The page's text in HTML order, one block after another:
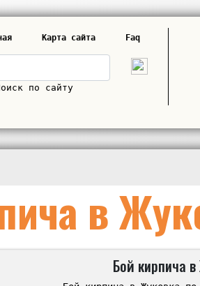
Карта сайта Faq
по сайту
в
Бой кирпича